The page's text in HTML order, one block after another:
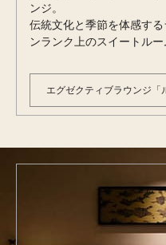
ンジ。
伝統文化と季節を体感す
ンランク上のスイートル
エグゼクティブラウンジ「